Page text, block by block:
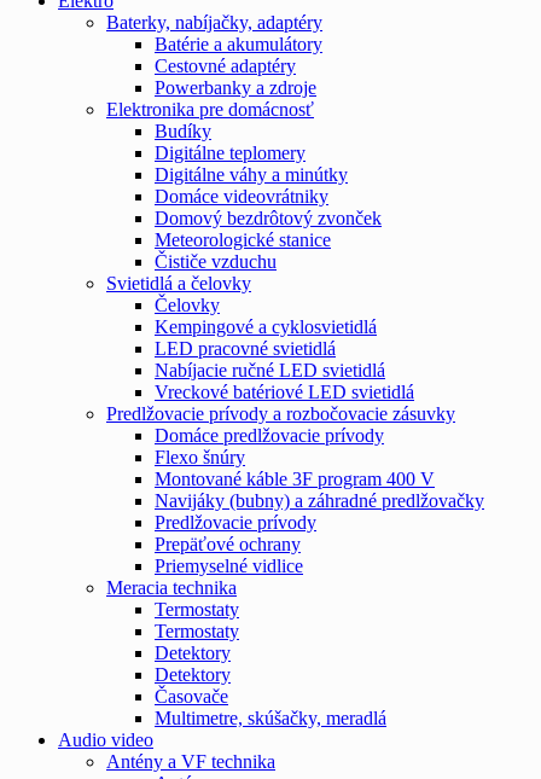
Baterky, nabíjačky, adaptéry
Batérie a akumulátory
Cestovné adaptéry
Powerbanky a zdroje
Elektronika pre domácnosť
Budíky
Digitálne teplomery
Digitálne váhy a minútky
Domáce videovrátniky
Domový bezdrôtový zvonček
Meteorologické stanice
Čističe vzduchu
Svietidlá a čelovky
Čelovky
Kempingové a cyklosvietidlá
LED pracovné svietidlá
Nabíjacie ručné LED svietidlá
Vreckové batériové LED svietidlá
Predlžovacie prívody a rozbočovacie zásuvky
Domáce predlžovacie prívody
Flexo šnúry
Montované káble 3F program 400 V
Navijáky (bubny) a záhradné predlžovačky
Predlžovacie prívody
Prepäťové ochrany
Priemyselné vidlice
Meracia technika
Termostaty
Termostaty
Detektory
Detektory
Časovače
Multimetre, skúšačky, meradlá
Audio video
Antény a VF technika